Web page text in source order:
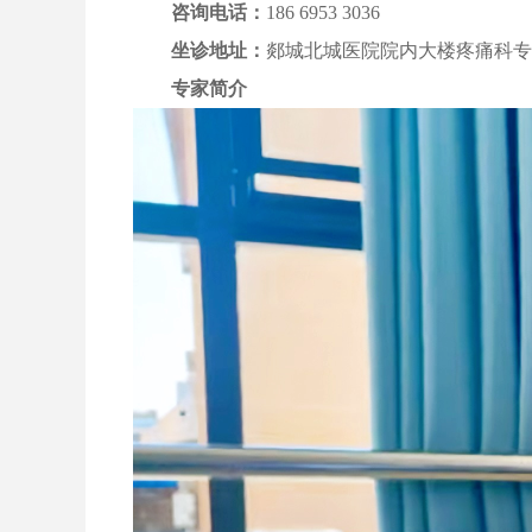
咨询电话： 186 6953 3036
坐诊地址： 郯城北城医院院内大楼疼痛科
专家简介